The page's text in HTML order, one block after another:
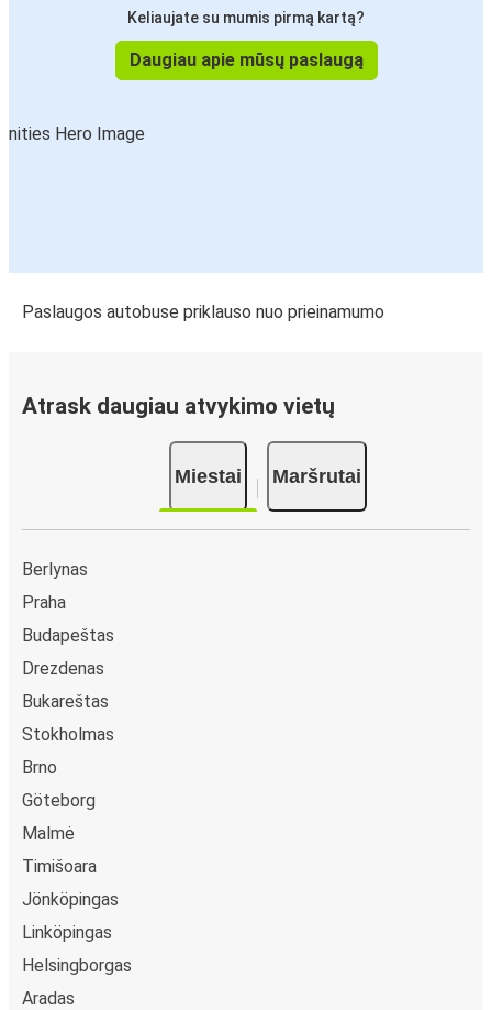
Keliaujate su mumis pirmą kartą?
Daugiau apie mūsų paslaugą
Paslaugos autobuse priklauso nuo prieinamumo
Atrask daugiau atvykimo vietų
Miestai Maršrutai
Berlynas
Praha
Budapeštas
Drezdenas
Bukareštas
Stokholmas
Brno
Göteborg
Malmė
Timišoara
Jönköpingas
Linköpingas
Helsingborgas
Aradas